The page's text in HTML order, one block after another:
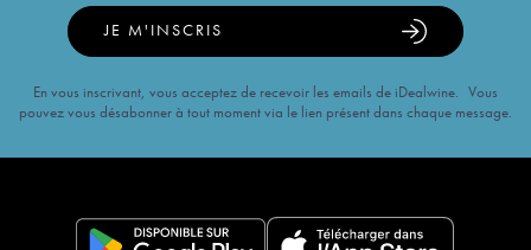
JE M'INSCRIS
En vous inscrivant, vous acceptez de recevoir les emails de iDealwine. Vous
pouvez vous désabonner à tout moment via le lien présent dans chaque message.